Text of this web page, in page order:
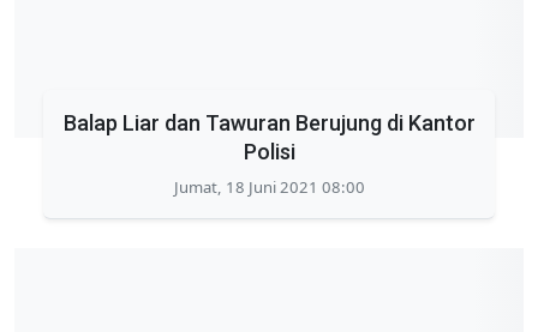
Balap Liar dan Tawuran Berujung di Kantor
Polisi
Jumat, 18 Juni 2021 08:00